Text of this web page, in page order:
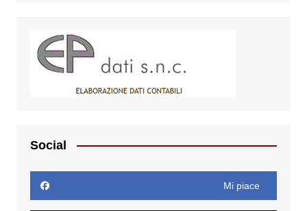
Social
Mi piace